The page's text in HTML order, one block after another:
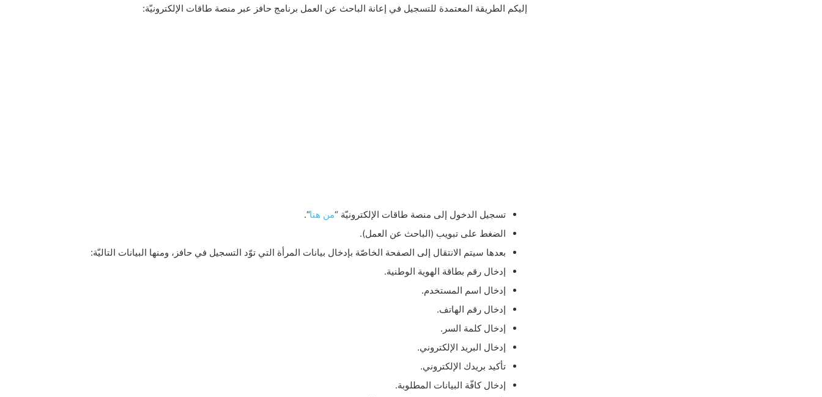
إليكم الطريقة المعتمدة للتسجيل في إعانة الباحث عن العمل برنامج حافز عبر منصة طاقات الإلكترونيّة:
تسجيل الدخول إلى منصة طاقات الإلكترونيّة “من هنا“.
الضغط على تبويب (الباحث عن العمل).
بعدها سيتم الانتقال إلى الصفحة الخاصّة بإدخال بيانات المرأة التي توّد التسجيل في حافز، ومنها البيانات التاليّة:
إدخال رقم بطاقة الهوية الوطنية.
إدخال اسم المستخدم.
إدخال رقم الهاتف.
إدخال كلمة السر.
إدخال البريد الإلكتروني.
تأكيد بريدك الإلكتروني.
إدخال كافّة البيانات المطلوبة.